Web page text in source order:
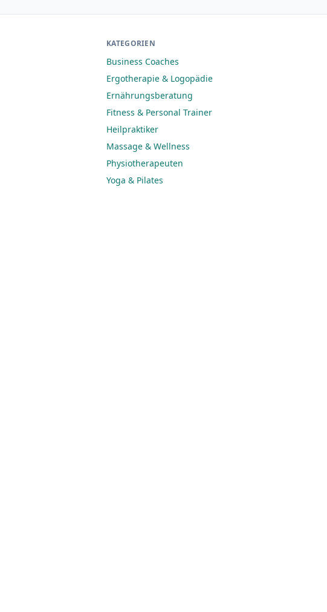
KATEGORIEN
Business Coaches
Ergotherapie & Logopädie
Ernährungsberatung
Fitness & Personal Trainer
Heilpraktiker
Massage & Wellness
Physiotherapeuten
Yoga & Pilates